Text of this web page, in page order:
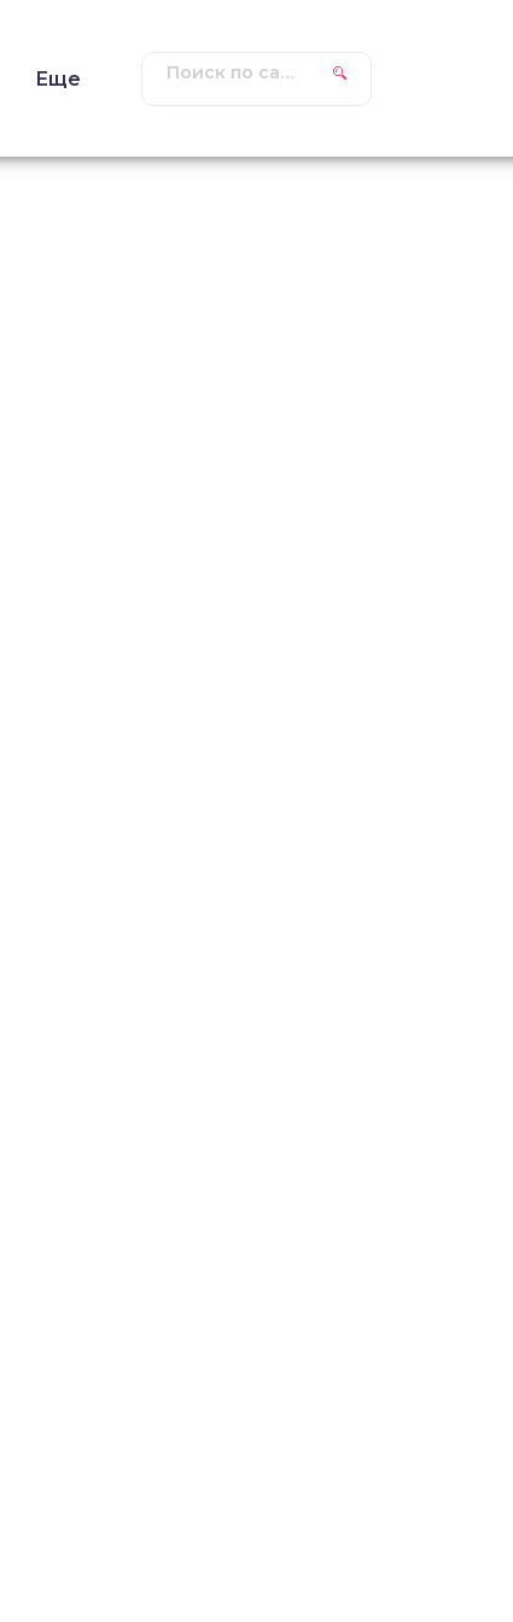
Еще